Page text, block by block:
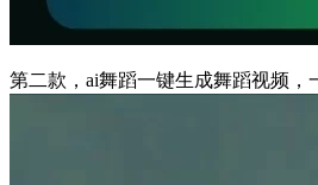
第二款，ai舞蹈一键生成舞蹈视频，